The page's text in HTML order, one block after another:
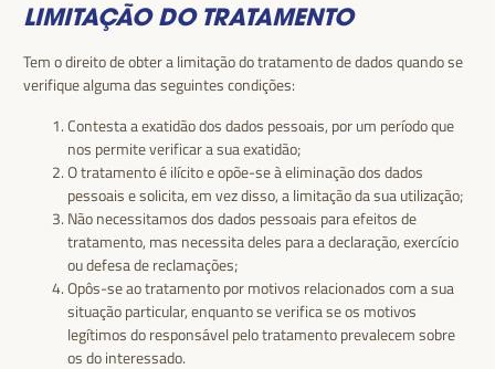
LIMITAÇÃO DO TRATAMENTO
Tem o direito de obter a limitação do tratamento de dados quando se
verifique alguma das seguintes condições:
Contesta a exatidão dos dados pessoais, por um período que
nos permite verificar a sua exatidão;
O tratamento é ilícito e opõe-se à eliminação dos dados
pessoais e solicita, em vez disso, a limitação da sua utilização;
Não necessitamos dos dados pessoais para efeitos de
tratamento, mas necessita deles para a declaração, exercício
ou defesa de reclamações;
Opôs-se ao tratamento por motivos relacionados com a sua
situação particular, enquanto se verifica se os motivos
legítimos do responsável pelo tratamento prevalecem sobre
os do interessado.